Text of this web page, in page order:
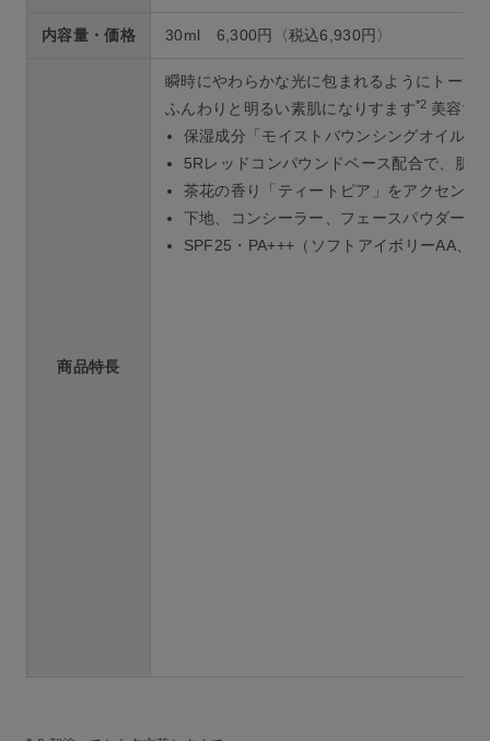
内容量・価格 30ml 6,300円〈税込6,930円〉
商品特長
瞬時にやわらかな光に包まれるようにトーン
ふんわりと明るい素肌になりすます*2 美容液
保湿成分「モイストバウンシングオイル
5Rレッドコンパウンドベース配合で、肌
茶花の香り「ティートピア」をアクセン
下地、コンシーラー、フェースパウダー不
SPF25・PA+++（ソフトアイボリーAA、